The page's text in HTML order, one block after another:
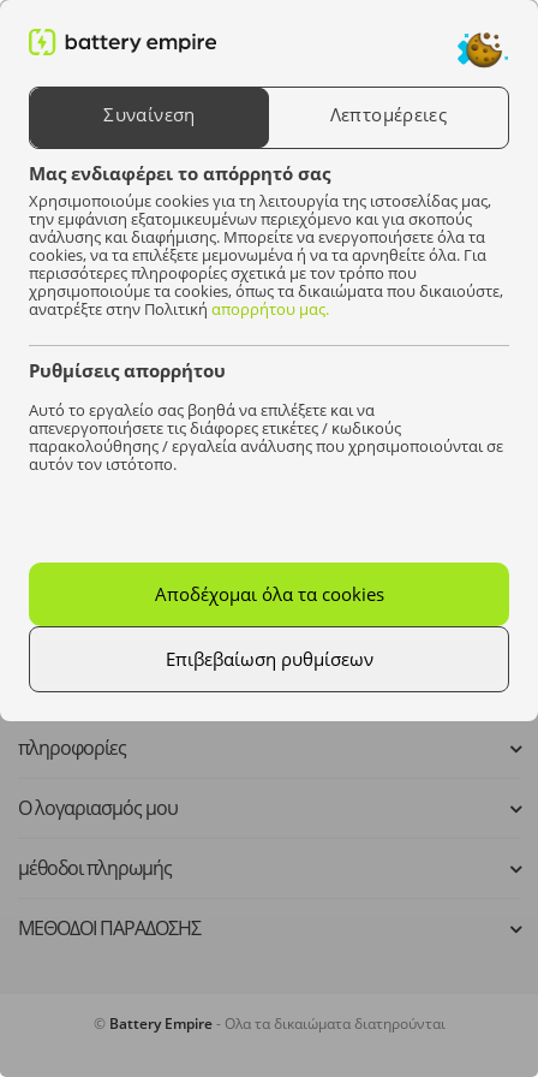
Συναίνεση Λεπτομέρειες
Μας ενδιαφέρει το απόρρητό σας
Χρησιμοποιούμε cookies για τη λειτουργία της ιστοσελίδας μας,
την εμφάνιση εξατομικευμένων περιεχόμενο και για σκοπούς
ανάλυσης και διαφήμισης. Μπορείτε να ενεργοποιήσετε όλα τα
cookies, να τα επιλέξετε μεμονωμένα ή να τα αρνηθείτε όλα. Για
περισσότερες πληροφορίες σχετικά με τον τρόπο που
χρησιμοποιούμε τα cookies, όπως τα δικαιώματα που δικαιούστε,
ανατρέξτε στην Πολιτική απορρήτου μας.
Ρυθμίσεις απορρήτου
Αυτό το εργαλείο σας βοηθά να επιλέξετε και να
απενεργοποιήσετε τις διάφορες ετικέτες / κωδικούς
παρακολούθησης / εργαλεία ανάλυσης που χρησιμοποιούνται σε
αυτόν τον ιστότοπο.
Επιβεβαίωση ρυθμίσεων
Αποδέχομαι όλα τα cookies
Αναζήτηση προϊόντων
Επιλέξτε μια συσκευή
Empire Μπαταρίες Μπαταρίες για ψηφιακές φωτογραφικές μηχανές
Δεν βρέθηκαν προϊόντα που να ταιριάζουν με την
επιλογή σας.
Mo - Fr: 8:00 - 16:00
kontakt@batteryempire.de
πληροφορίες
Ο λογαριασμός μου
μέθοδοι πληρωμής
ΜΕΘΟΔΟΙ ΠΑΡΑΔΟΣΗΣ
© Battery Empire- Ολα τα δικαιώματα διατηρούνται